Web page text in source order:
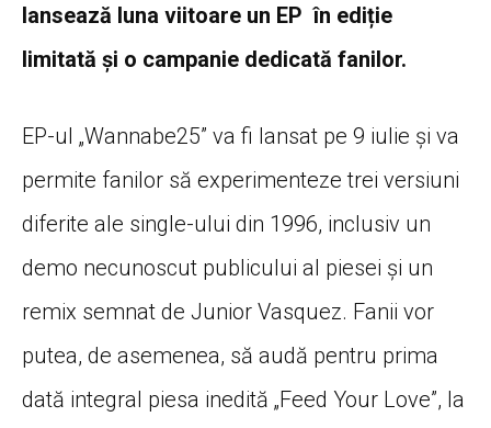
lansează luna viitoare un EP în ediție
limitată și o campanie dedicată fanilor.
EP-ul „Wannabe25” va fi lansat pe 9 iulie și va
permite fanilor să experimenteze trei versiuni
diferite ale single-ului din 1996, inclusiv un
demo necunoscut publicului al piesei și un
remix semnat de Junior Vasquez. Fanii vor
putea, de asemenea, să audă pentru prima
dată integral piesa inedită „Feed Your Love”, la